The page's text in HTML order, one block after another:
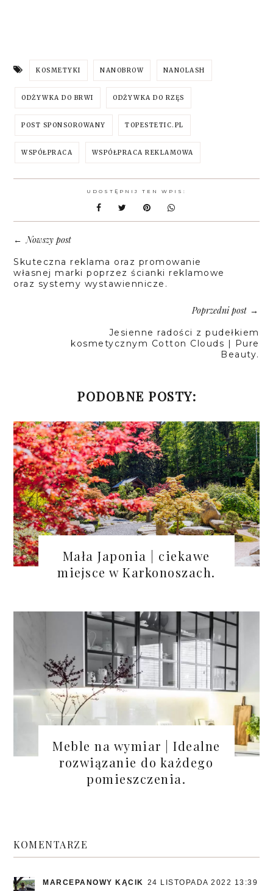
KOSMETYKI NANOBROW NANOLASH
ODŻYWKA DO BRWI ODŻYWKA DO RZĘS
POST SPONSOROWANY TOPESTETIC.PL
WSPÓŁPRACA WSPÓŁPRACA REKLAMOWA
UDOSTĘPNIJ TEN WPIS:
←Nowszy post
Skuteczna reklama oraz promowanie
własnej marki poprzez ścianki reklamowe
oraz systemy wystawiennicze.
Poprzedni post→
Jesienne radości z pudełkiem
kosmetycznym Cotton Clouds | Pure
Beauty.
PODOBNE POSTY:
Mała Japonia | ciekawe
miejsce w Karkonoszach.
Meble na wymiar | Idealne
rozwiązanie do każdego
pomieszczenia.
KOMENTARZE
MARCEPANOWY KĄCIK 24 LISTOPADA 2022 13:39